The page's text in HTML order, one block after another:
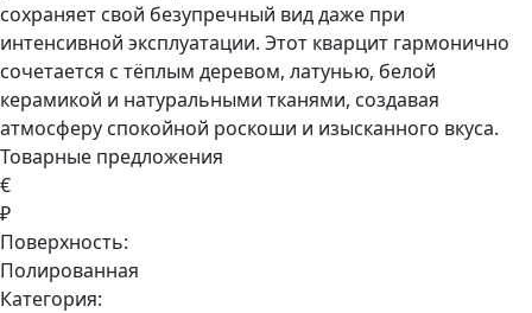
сохраняет свой безупречный вид даже при
интенсивной эксплуатации. Этот кварцит гармонично
сочетается с тёплым деревом, латунью, белой
керамикой и натуральными тканями, создавая
атмосферу спокойной роскоши и изысканного вкуса.
Товарные предложения
€
₽
Поверхность:
Полированная
Категория: